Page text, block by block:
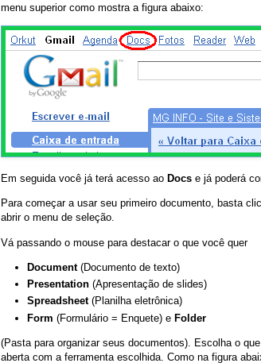
menu superior como mostra a figura abaixo:
Em seguida você já terá acesso ao Docs e já poderá
Para começar a usar seu primeiro documento, basta
abrir o menu de seleção.
Vá passando o mouse para destacar o que você quer
Document(Documento de texto)
Presentation (Apresentação de slides)
Spreadsheet(Planilha eletrônica)
Form (Formulário = Enquete) e Folder
(Pasta para organizar seus documentos). Escolha o
aberta com a ferramenta escolhida. Como na figura